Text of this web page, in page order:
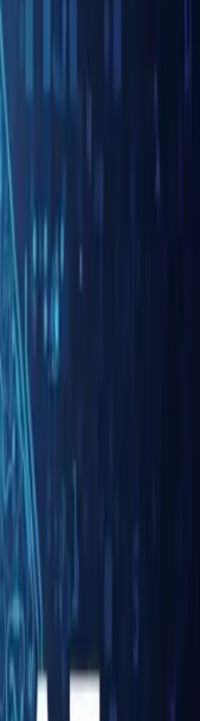
zapewnić
szczególnie w
i
się ze
i
wprowadza
alternatywę
wydajności w